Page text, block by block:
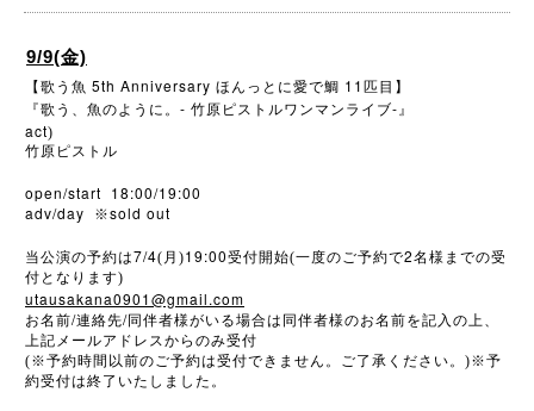
9/9(金)
【歌う魚 5th Anniversary ほんっとに愛で鯛 11 匹目】
『歌う、魚のように。 - 竹原ピストルワンマンライブ-』
act)
竹原ピストル
open/start 18:00/19:00
adv/day
※sold out
当公演の予約は7/4(月)19:00受付開始(一度のご予約で2名様までの受
付となります)
utausakana0901@gmail.com
お名前/連絡先/同伴者様がいる場合は同伴者様のお名前を記入の上、
上記メールアドレスからのみ受付
(※予約時間以前のご予約は受付できません。ご了承ください。)※予
約受付は終了いたしました。